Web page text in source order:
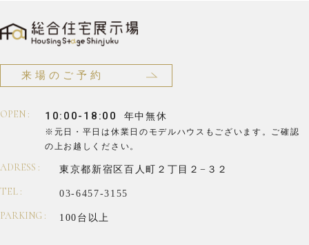
来場のご予約
OPEN : 10:00-18:00 年中無休
※元日・平日は休業日のモデルハウスもございます。 ご確認
の上お越しください。
ADRESS : 東京都新宿区百人町２丁目２−３２
TEL : 03-6457-3155
PARKING : 100台以上